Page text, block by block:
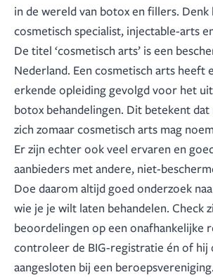
in de wereld van botox en fillers.
cosmetisch specialist, injectable-arts
De titel ‘cosmetisch arts’ is een
Nederland. Een cosmetisch arts heeft
erkende opleiding gevolgd voor het
botox behandelingen. Dit betekent
zich zomaar cosmetisch arts mag
Er zijn echter ook veel ervaren en
aanbieders met andere, niet-
Doe daarom altijd goed onderzoek
wie je je wilt laten behandelen. Check
beoordelingen op een onafhankelijke
controleer de BIG-registratie én of hij
aangesloten bij een beroepsvereniging.